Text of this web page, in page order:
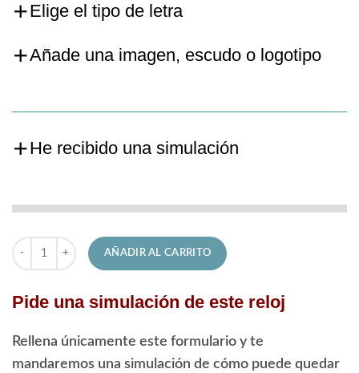
Elige el tipo de letra
Añade una imagen, escudo o logotipo
He recibido una simulación
Reloj Festina de Señora F16790/E Boyfriend cantidad
AÑADIR AL CARRITO
Pide una simulación de este reloj
Rellena únicamente este formulario y te
mandaremos una simulación de cómo puede quedar